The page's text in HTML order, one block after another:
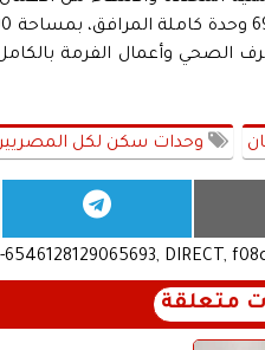
الصحي وأعمال الفرمة
وحدات سكن لكل
DIRECT,
متعلقة